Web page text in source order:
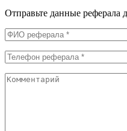
Отправьте данные реферала